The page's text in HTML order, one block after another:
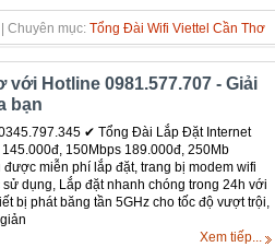
Chuyên mục: Tổng Đài Wifi Viettel Cần Thơ
với Hotline 0981.577.707 - Giải
bạn
✔‎ Tổng Đài Lắp Đặt Internet
150Mbps 189.000đ, 250Mb
miễn phí lắp đặt, trang bị modem wifi
dụng, Lắp đặt nhanh chóng trong 24h với
bị phát băng tần 5GHz cho tốc độ vượt trội,
Xem tiếp...